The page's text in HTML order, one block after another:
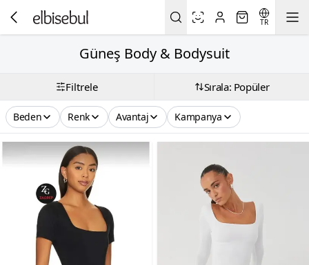
TR
Güneş Body & Bodysuit
Filtrele Sırala: Popüler
Beden Renk Avantaj Kampanya